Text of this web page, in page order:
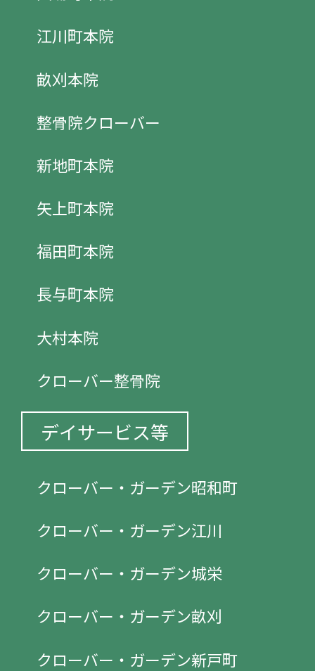
江川町本院
畝刈本院
整骨院クローバー
新地町本院
矢上町本院
福田町本院
長与町本院
大村本院
クローバー整骨院
デイサービス等
クローバー・ガーデン昭和町
クローバー・ガーデン江川
クローバー・ガーデン城栄
クローバー・ガーデン畝刈
クローバー・ガーデン新戸町